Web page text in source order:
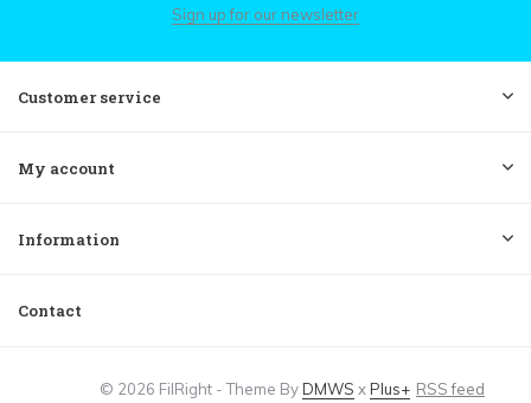
Sign up for our newsletter
Customer service
My account
Information
Contact
© 2026 FilRight - Theme ByDMWS xPlus+ RSS feed